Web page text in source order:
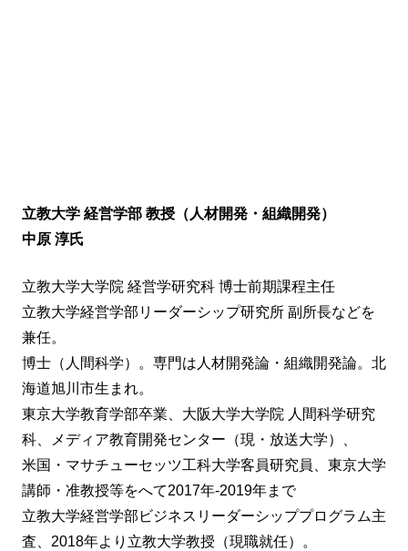
立教大学 経営学部 教授（人材開発・組織開発）
中原 淳氏
立教大学大学院 経営学研究科 博士前期課程主任
立教大学経営学部リーダーシップ研究所 副所長などを
兼任。
博士（人間科学）。専門は人材開発論・組織開発論。北
海道旭川市生まれ。
東京大学教育学部卒業、大阪大学大学院 人間科学研究
科、メディア教育開発センター（現・放送大学）、
米国・マサチューセッツ工科大学客員研究員、東京大学
講師・准教授等をへて2017年-2019年まで
立教大学経営学部ビジネスリーダーシッププログラム主
査、2018年より立教大学教授（現職就任）。